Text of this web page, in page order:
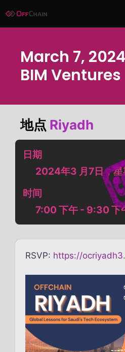
至
March 7,
BIM Ventures
地点 Riyadh
日期
2024年3 月7日，星
时间
7:00 下午 - 9:30 下
RSVP: https://